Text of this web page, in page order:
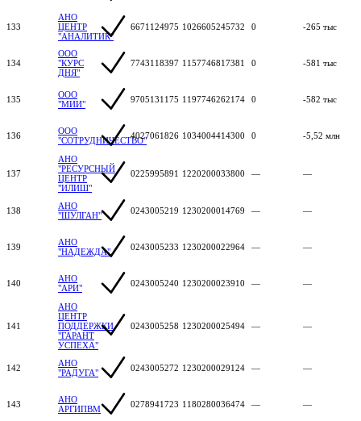
133
АНО
ЦЕНТР
"АНАЛИТИК"
6671124975 1026605245732 0 -265 тыс
134
ООО
"КУРС
ДНЯ"
7743118397 1157746817381 0 -581 тыс
135
ООО
"МИИ"
9705131175 1197746262174 0 -582 тыс
136
ООО
"СОТРУДНИЧЕСТВО"4027061826 1034004414300 0 -5,52 млн
137
АНО
"РЕСУРСНЫЙ
ЦЕНТР
"ИЛИШ"
0225995891 1220200033800 — —
138
АНО
"ШУЛГАН"
0243005219 1230200014769 — —
139
АНО
"НАДЕЖДА"
0243005233 1230200022964 — —
140
АНО
"АРИ"
0243005240 1230200023910 — —
141
АНО
ЦЕНТР
ПОДДЕРЖКИ
"ГАРАНТ
УСПЕХА"
0243005258 1230200025494 — —
142
АНО
"РАДУГА"
0243005272 1230200029124 — —
143
АНО
АРГИПВМ
0278941723 1180280036474 — —